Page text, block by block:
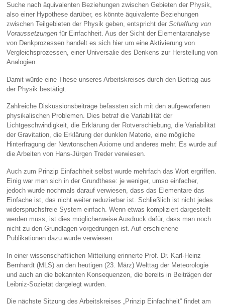
Suche nach äquivalenten Beziehungen zwischen Gebieten der Physik,
also einer Hypothese darüber, es könnte äquivalente Beziehungen
zwischen Teilgebieten der Physik geben, entspricht derSchaffung von
Voraussetzungen für Einfachheit. Aus der Sicht der Elementaranalyse
von Denkprozessen handelt es sich hier um eine Aktivierung von
Vergleichsprozessen, einer Universalie des Denkens zur Herstellung von
Analogien.
Damit würde eine These unseres Arbeitskreises durch den Beitrag aus
der Physik bestätigt.
Zahlreiche Diskussionsbeiträge befassten sich mit den aufgeworfenen
physikalischen Problemen. Dies betraf die Variabilität der
Lichtgeschwindigkeit, die Erklärung der Rotverschiebung, die Variabilität
der Gravitation, die Erklärung der dunklen Materie, eine mögliche
Hinterfragung der Newtonschen Axiome und anderes mehr. Es wurde auf
die Arbeiten von Hans-Jürgen Treder verwiesen.
Auch zum Prinzip Einfachheit selbst wurde mehrfach das Wort ergriffen.
Einig war man sich in der Grundthese: je weniger, umso einfacher,
jedoch wurde nochmals darauf verwiesen, dass das Elementare das
Einfache ist, das nicht weiter reduzierbar ist. Schließlich ist nicht jedes
widerspruchsfreie System einfach. Wenn etwas kompliziert dargestellt
werden muss, ist dies möglicherweise Ausdruck dafür, dass man noch
nicht zu den Grundlagen vorgedrungen ist. Auf erschienene
Publikationen dazu wurde verwiesen.
In einer wissenschaftlichen Mitteilung erinnerte Prof. Dr. Karl-Heinz
Bernhardt (MLS) an den heutigen (23. März) Welttag der Meteorologie
und auch an die bekannten Konsequenzen, die bereits in Beiträgen der
Leibniz-Sozietät dargelegt wurden.
Die nächste Sitzung des Arbeitskreises „Prinzip Einfachheit“ findet am